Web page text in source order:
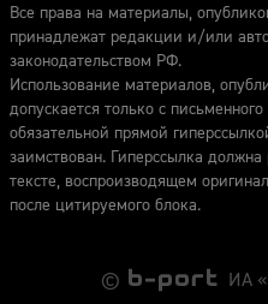
Все права на материалы,
принадлежат редакции и/или
законодательством РФ.
Использование материалов,
допускается только с
обязательной прямой
заимствован. Гиперссылка
тексте, воспроизводящем
после цитируемого блока.
© ИА